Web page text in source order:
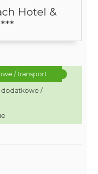
Hotel &
/ transport
dodatkowe /